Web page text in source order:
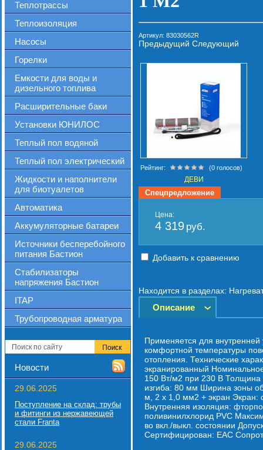
Теплотрассы
Теплоизоляция
Насосы
Горелки
Емкости для воды и
дизельного топлива
Расширительные баки
Установки ЮНИЛОС
Теплый пол водяной
Теплый пол электрический
Жидкости и наполнители
для биотуалетов
Автоматика
Аккумуляторные батареи
Источники бесперебойного
питания Бастион
Стабилизаторы
напряжения Бастион
ITAP
Трубопроводная арматура
Новости
29.06.2025
Поступление на склад: трубы
и фитинги из нержавеющей
стали Franta
29.06.2025
Артикул: 83030562R
Предыдущий Следующий
Рейтинг: (0 голосов)
ДЕВИ
Спецпредложение
Цена:
4 319 руб.
Добавить к сравнению
Находится в разделах:
Описание
Применяется для
комфортной температуры
отопления. Технические
экранированный
150 Вт/м2 при 230 В
изгиба: 80 мм Ширина зоны
м, 2 x 1,0 мм2 + экран
Внутренняя изоляция:
поливинилхлорид PVC
во вкл./выкл. состоянии
Сертифицирован: EAC